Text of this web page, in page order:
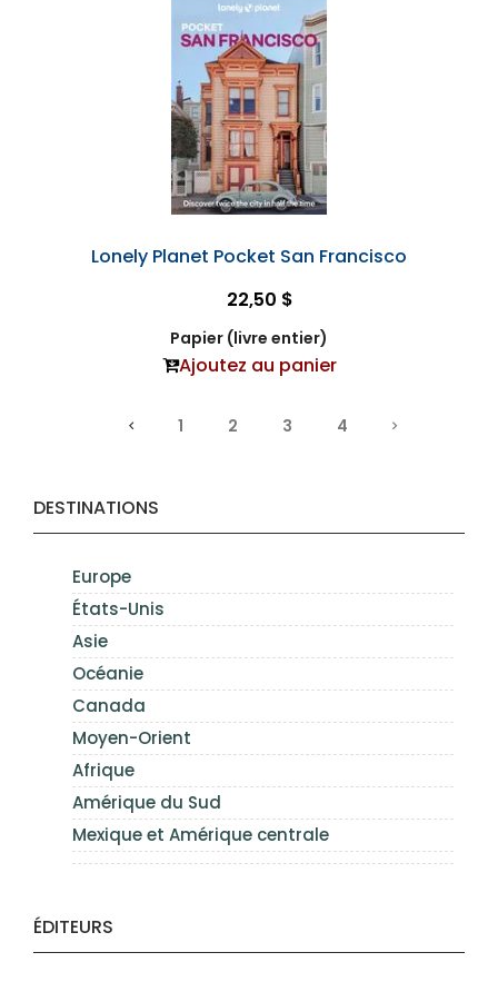
DESTINATIONS
Europe
États-Unis
Asie
Océanie
Canada
Moyen-Orient
Afrique
Amérique du Sud
Mexique et Amérique centrale
ÉDITEURS
Lonely Planet Pocket San Francisco
22,50 $
Papier (livre entier)
Ajoutez au panier
1 2 3 4